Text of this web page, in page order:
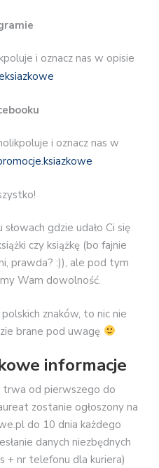
i oznacz nas w opisie
i oznacz nas w
gdzie udało Ci się
czy książkę (bo fajnie
prawda? :)), ale pod tym
Wam dowolność.
znaków, to nic nie
brane pod uwagę
informacje
trwa od pierwszego do
zostanie ogłoszony na
do 10 dnia każdego
danych niezbędnych
+ nr telefonu dla kuriera)